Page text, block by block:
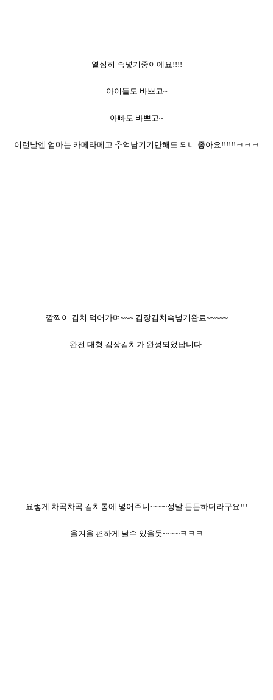
열심히 속넣기중이에요!!!!
아이들도 바쁘고~
아빠도 바쁘고~
이런날엔 엄마는 카메라메고 추억남기기만해도 되니 좋아요!!!!!!ㅋㅋㅋ
깜찍이 김치 먹어가며~~~ 김장김치속넣기완료~~~~~
완전 대형 김장김치가 완성되었답니다.
요렇게 차곡차곡 김치통에 넣어주니~~~~정말 든든하더라구요!!!
올겨울 편하게 날수 있을듯~~~~ㅋㅋㅋ